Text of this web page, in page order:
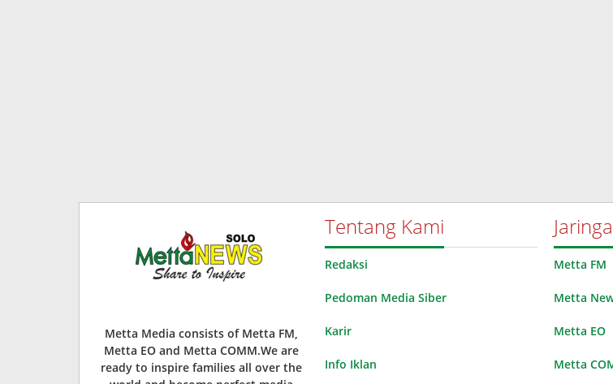
Metta Media consists of Metta FM,
Metta EO and Metta COMM.We are
ready to inspire families all over the
Tentang Kami
Redaksi
Pedoman Media Siber
Karir
Info Iklan
Metta FM
Metta
Metta EO
Metta